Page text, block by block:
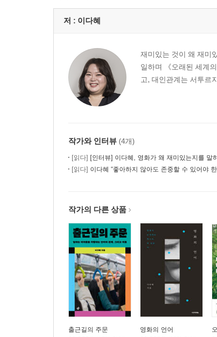
저 : 이다혜
재미있는 것이 왜 재미
일하며 《오래된 세계
고, 대인관계는 서투르
작가와 인터뷰 (4개)
[읽다] [인터뷰] 이다혜, 영화가 왜 재미있는지를 말
[읽다] 이다혜 “좋아하지 않아도 존중할 수 있어야 한
작가의 다른 상품
출근길의 주문 영화의 언어